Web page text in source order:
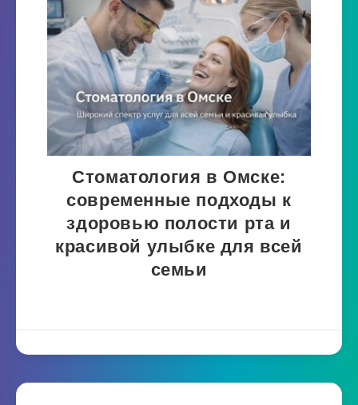
Стоматология в Омске:
современные подходы к
здоровью полости рта и
красивой улыбке для всей
семьи